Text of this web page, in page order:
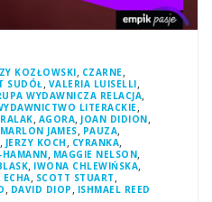
KOZŁOWSKI, CZARNE,
SUDÓŁ, VALERIA LUISELLI,
WYDAWNICZA RELACJA,
LITERACKIE,
, AGORA, JOAN DIDION,
MARLON JAMES, PAUZA,
, JERZY KOCH , CYRANKA,
HAMANN, MAGGIE NELSON,
, IWONA CHLEWIŃSKA,
ECHA, SCOTT STUART ,
, DAVID DIOP , ISHMAEL REED